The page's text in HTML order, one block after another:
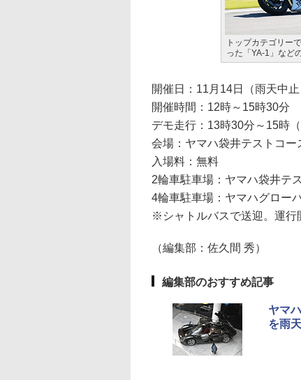
トップカテゴリー
った「YA-1」など
開催日：11月14日（雨天中
開催時間：12時～15時30分
デモ走行：13時30分～15時（
会場：ヤマハ袋井テストコー
入場料：無料
2輪車駐車場：ヤマハ袋井テ
4輪車駐車場：ヤマハグロー
※シャトルバスで送迎。運行
（編集部：佐久間 秀）
編集部のおすすめ記事
ヤマ
を雨